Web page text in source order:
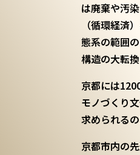
は廃棄や汚
（循環経済
態系の範囲
構造の大転換
京都には
モノづくり
求められる
京都市内の